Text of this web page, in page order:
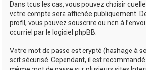
Dans tous les cas, vous pouvez choisir
votre compte sera affichée publiquement.
profil, vous pouvez souscrire ou non à
courriel par le logiciel phpBB.
Votre mot de passe est crypté (hashage à
soit sécurisé. Cependant, il est